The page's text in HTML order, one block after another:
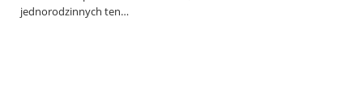
jednorodzinnych ten…